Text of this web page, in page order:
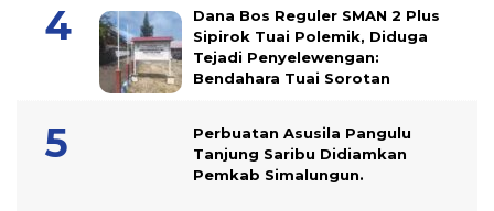
Dana Bos Reguler SMAN 2 Plus
Sipirok Tuai Polemik, Diduga
Tejadi Penyelewengan:
Bendahara Tuai Sorotan
Perbuatan Asusila Pangulu
Tanjung Saribu Didiamkan
Pemkab Simalungun.